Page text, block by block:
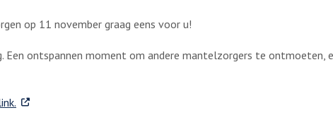
op 11 november graag eens voor u!
ontspannen moment om andere mantelzorgers te ontmoeten,
. Externe link